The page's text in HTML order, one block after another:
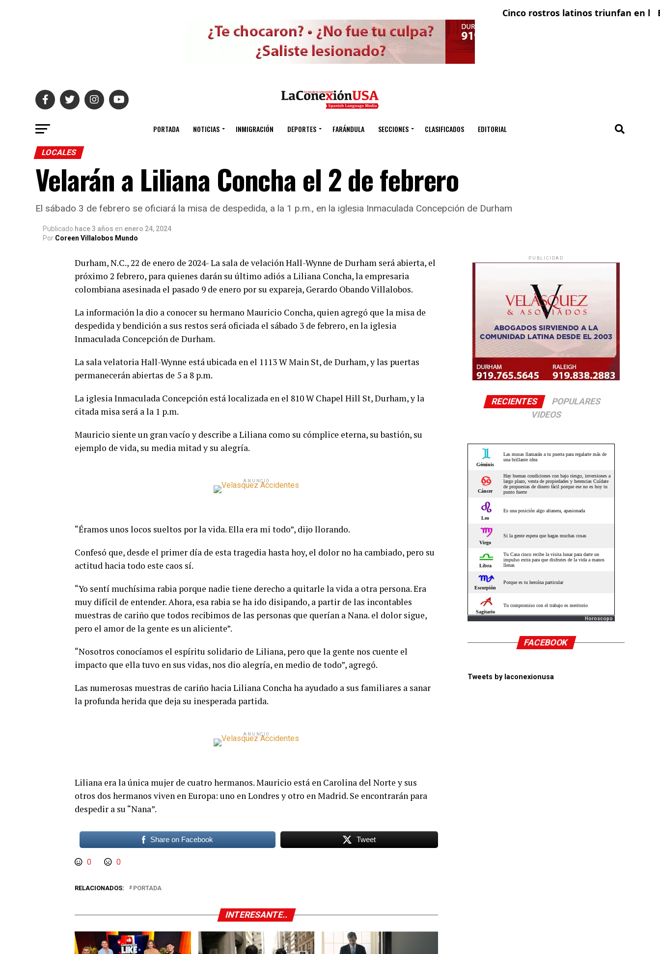
Cinco rostros latinos triunfan en laEl
PORTADA NOTICIAS INMIGRACIÓN DEPORTES FARÁNDULA SECCIONES CLASIFICADOS EDITORIAL
LOCALES
Velarán a Liliana Concha el 2 de febrero
El sábado 3 de febrero se oficiará la misa de despedida, a la 1 p.m., en la iglesia Inmaculada Concepción de Durham
Publicado hace 3 años en enero 24, 2024
Por Coreen Villalobos Mundo
Durham, N.C., 22 de enero de 2024- La sala de velación Hall-Wynne de Durham será abierta, el
próximo 2 febrero, para quienes darán su último adiós a Liliana Concha, la empresaria
colombiana asesinada el pasado 9 de enero por su expareja, Gerardo Obando Villalobos.
La información la dio a conocer su hermano Mauricio Concha, quien agregó que la misa de
despedida y bendición a sus restos será oficiada el sábado 3 de febrero, en la iglesia
Inmaculada Concepción de Durham.
La sala velatoria Hall-Wynne está ubicada en el 1113 W Main St, de Durham, y las puertas
permanecerán abiertas de 5 a 8 p.m.
La iglesia Inmaculada Concepción está localizada en el 810 W Chapel Hill St, Durham, y la
citada misa será a la 1 p.m.
Mauricio siente un gran vacío y describe a Liliana como su cómplice eterna, su bastión, su
ejemplo de vida, su media mitad y su alegría.
ANUNCIO
“Éramos unos locos sueltos por la vida. Ella era mi todo”, dijo llorando.
Confesó que, desde el primer día de esta tragedia hasta hoy, el dolor no ha cambiado, pero su
actitud hacia todo este caos sí.
“Yo sentí muchísima rabia porque nadie tiene derecho a quitarle la vida a otra persona. Era
muy difícil de entender. Ahora, esa rabia se ha ido disipando, a partir de las incontables
muestras de cariño que todos recibimos de las personas que querían a Nana. el dolor sigue,
pero el amor de la gente es un aliciente”.
“Nosotros conocíamos el espíritu solidario de Liliana, pero que la gente nos cuente el
impacto que ella tuvo en sus vidas, nos dio alegría, en medio de todo”, agregó.
Las numerosas muestras de cariño hacia Liliana Concha ha ayudado a sus familiares a sanar
la profunda herida que deja su inesperada partida.
ANUNCIO
Liliana era la única mujer de cuatro hermanos. Mauricio está en Carolina del Norte y sus
otros dos hermanos viven en Europa: uno en Londres y otro en Madrid. Se encontrarán para
despedir a su “Nana”.
Share on Facebook Tweet
0 0
RELACIONADOS: PORTADA
INTERESANTE..
PUBLICIDAD
RECIENTES
POPULARES
VIDEOS
Horoscopo
FACEBOOK
Tweets by laconexionusa